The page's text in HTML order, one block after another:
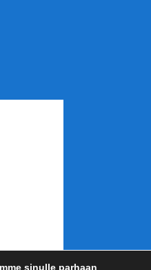
sinulle parhaan